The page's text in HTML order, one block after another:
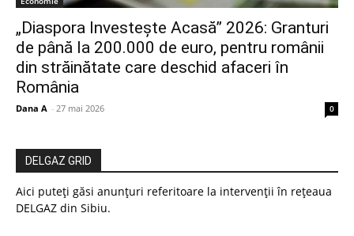
„Diaspora Investește Acasă” 2026: Granturi
de până la 200.000 de euro, pentru românii
din străinătate care deschid afaceri în
România
Dana A - 27 mai 2026 0
DELGAZ GRID
Aici puteți găsi anunțuri referitoare la intervenții în rețeaua
DELGAZ din Sibiu.